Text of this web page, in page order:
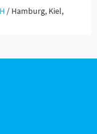
/ Hamburg, Kiel,